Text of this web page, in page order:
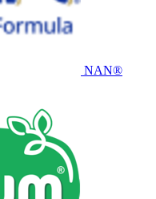
NAN®